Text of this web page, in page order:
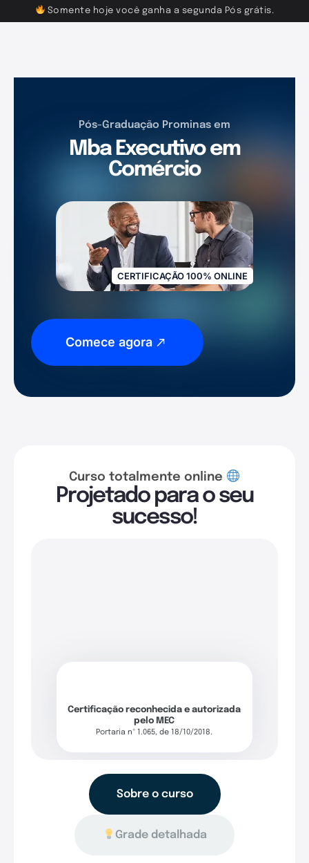
Somente hoje você ganha a segunda Pós grátis.
Pós-Graduação Prominas em
Mba Executivo em
Comércio
CERTIFICAÇÃO 100% ONLINE
Comece agora
Curso totalmente online
Projetado para o seu
sucesso!
Certificação reconhecida e autorizada
pelo MEC
Portaria nº 1.065, de 18/10/2018.
Sobre o curso
Grade detalhada